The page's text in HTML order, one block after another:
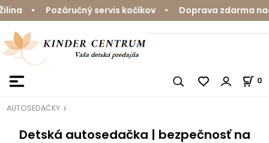
servis kočíkov • Doprava zdarma nad 59
0
AUTOSEDAČKY
Detská autosedačka | bezpečnosť na